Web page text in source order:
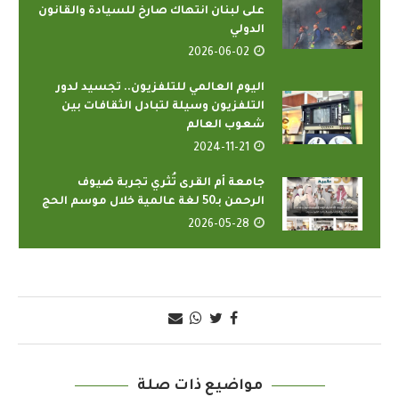
على لبنان انتهاك صارخ للسيادة والقانون
الدولي
2026-06-02
اليوم العالمي للتلفزيون.. تجسيد لدور
التلفزيون وسيلة لتبادل الثقافات بين
شعوب العالم
2024-11-21
جامعة أم القرى تُثري تجربة ضيوف
الرحمن بـ50 لغة عالمية خلال موسم الحج
2026-05-28
مواضيع ذات صلة